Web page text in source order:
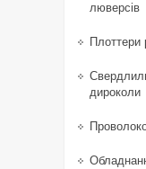
люверсів
Плоттери
дироколи